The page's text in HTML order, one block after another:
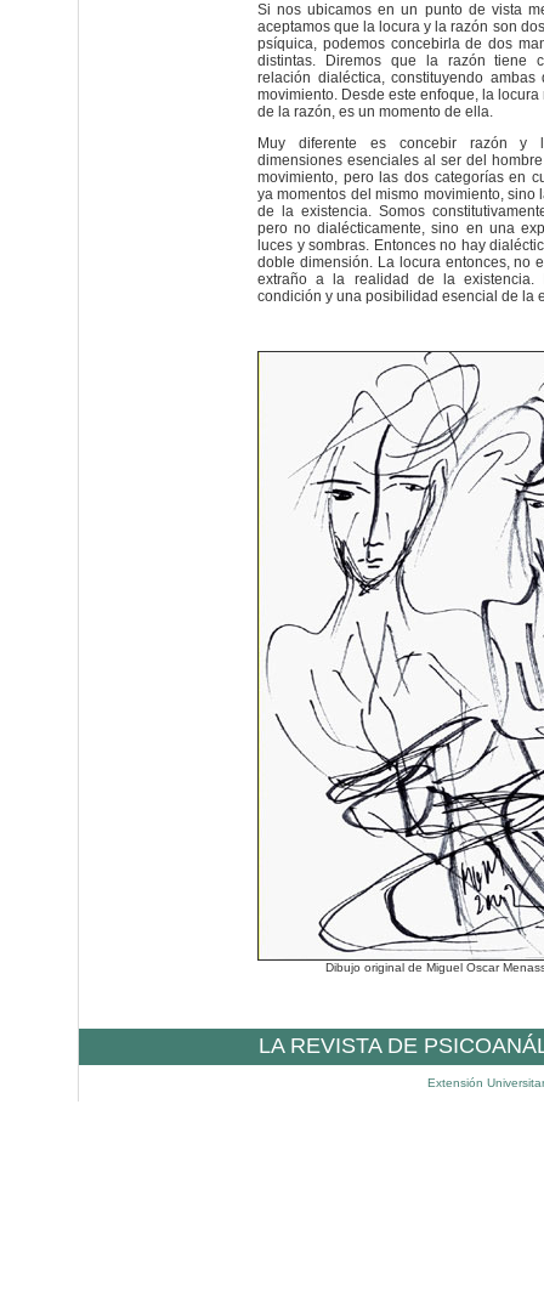
Si nos ubicamos en un punto de vista
aceptamos que la locura y la razón son
psíquica, podemos concebirla de dos
distintas. Diremos que la razón tiene
relación dialéctica, constituyendo ambas
movimiento. Desde este enfoque, la
de la razón, es un momento de ella.
Muy diferente es concebir razón y
dimensiones esenciales al ser del
movimiento, pero las dos categorías en
ya momentos del mismo movimiento, sino
de la existencia. Somos
pero no dialécticamente, sino en una
luces y sombras. Entonces no hay
doble dimensión. La locura entonces, no
extraño a la realidad de la existencia.
condición y una posibilidad esencial de la
Dibujo original de Miguel Oscar
LA REVISTA DE
Extensión